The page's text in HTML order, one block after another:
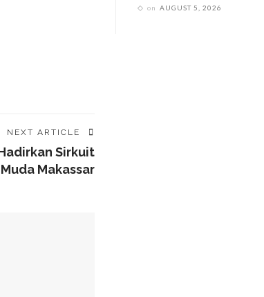
NEXT ARTICLE
Sirkuit
Makassar
on AUGUST 5, 2026